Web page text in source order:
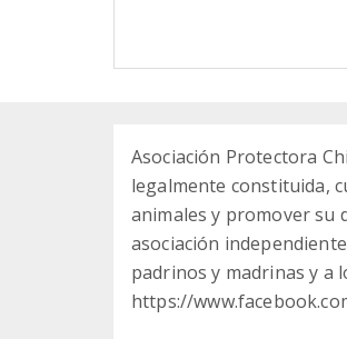
Asociación Protectora
legalmente constituida,
animales y promover su
asociación
padrinos y madrinas y a
https://